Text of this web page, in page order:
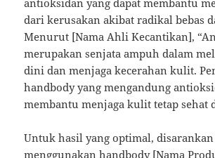
antioksidan yang dapat membantu
dari kerusakan akibat radikal bebas
Menurut [Nama Ahli Kecantikan],
merupakan senjata ampuh dalam
dini dan menjaga kecerahan kulit.
handbody yang mengandung
membantu menjaga kulit tetap sehat
Untuk hasil yang optimal,
menggunakan handbody [Nama